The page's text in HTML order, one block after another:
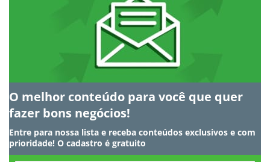
O melhor conteúdo para você que quer
fazer bons negócios!
Entre para nossa lista e receba conteúdos exclusivos e com
prioridade! O cadastro é gratuito